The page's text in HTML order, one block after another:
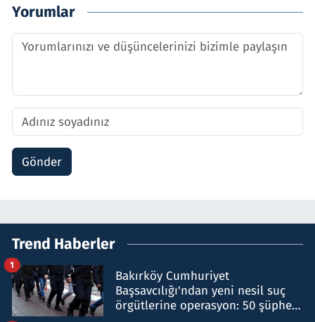
Yorumlar
Gönder
Trend Haberler
Bakırköy Cumhuriyet
Başsavcılığı'ndan yeni nesil suç
örgütlerine operasyon: 50 şüpheli
1